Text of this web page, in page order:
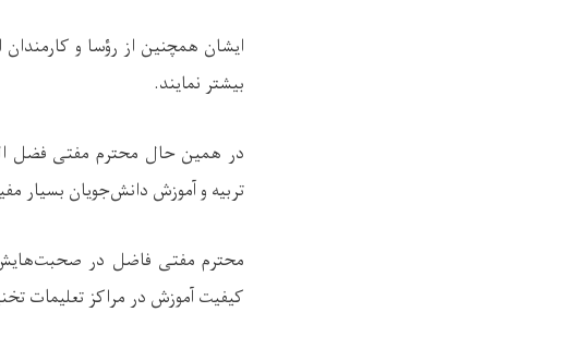
ایشان همچنین از رؤسا و
بیشتر نمایند.
در همین حال محترم مفتی فضل
تربیه و آموزش دانش‌جویان بسیار
محترم مفتی فاضل در صحبت‌هایش
کیفیت آموزش در مراکز تعلیمات